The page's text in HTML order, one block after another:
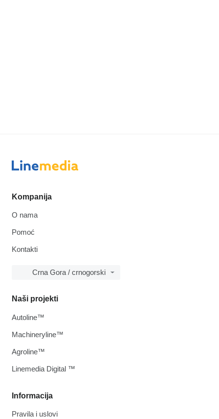
Kompanija
O nama
Pomoć
Kontakti
Crna Gora / crnogorski
Informacija
Pravila i uslovi
Naši projekti
Autoline™
Machineryline™
Agroline™
Linemedia Digital ™